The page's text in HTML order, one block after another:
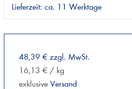
Lieferzeit: ca. 11 Werktage
48,39 € zzgl. MwSt.
16,13 € / kg
exklusive Versand